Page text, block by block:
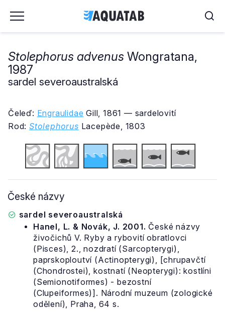
Stolephorus advenus Wongratana,
1987
sardel severoaustralská
Čeleď: Engraulidae Gill, 1861 — sardelovití
Rod: Stolephorus Lacepède, 1803
České názvy
sardel severoaustralská
Hanel, L. & Novák, J. 2001. České názvy
živočichů V. Ryby a rybovití obratlovci
(Pisces), 2., nozdratí (Sarcopterygi),
paprskoploutví (Actinopterygi), [chrupavčtí
(Chondrostei), kostnatí (Neopterygi): kostlíni
(Semionotiformes) - bezostní
(Clupeiformes)]. Národní muzeum (zologické
odělení), Praha, 64 s.